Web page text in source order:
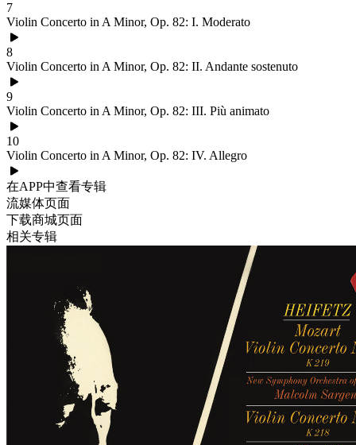
7
Violin Concerto in A Minor, Op. 82: I. Moderato
8
Violin Concerto in A Minor, Op. 82: II. Andante sostenuto
9
Violin Concerto in A Minor, Op. 82: III. Più animato
10
Violin Concerto in A Minor, Op. 82: IV. Allegro
在APP中查看专辑
流媒体页面
下载商城页面
相关专辑